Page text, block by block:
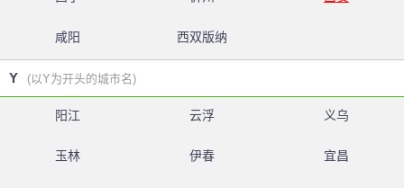
咸阳 西双版纳
Y (以Y为开头的城市名)
阳江 云浮 义乌
玉林 伊春 宜昌